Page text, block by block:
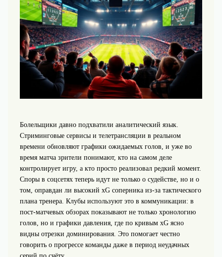
Болельщики давно подхватили аналитический язык.
Стриминговые сервисы и телетрансляции в реальном
времени обновляют графики ожидаемых голов, и уже во
время матча зрители понимают, кто на самом деле
контролирует игру, а кто просто реализовал редкий момент.
Споры в соцсетях теперь идут не только о судействе, но и о
том, оправдан ли высокий xG соперника из‑за тактического
плана тренера. Клубы используют это в коммуникации: в
пост‑матчевых обзорах показывают не только хронологию
голов, но и графики давления, где по кривым xG ясно
видны отрезки доминирования. Это помогает честно
говорить о прогрессе команды даже в период неудачных